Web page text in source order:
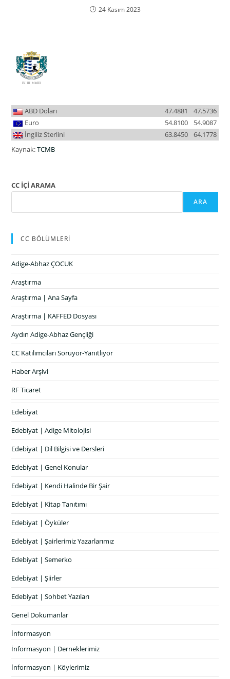
24 Kasım 2023
ABD Doları 47.5736
47.4881
Euro
54.9087
54.8100
İngiliz Sterlini
64.1778
63.8450
Kaynak:TCMB
CC İÇİ ARAMA
ARA
CC BÖLÜMLERİ
Adige-Abhaz ÇOCUK
Araştırma
Araştırma | Ana Sayfa
Araştırma | KAFFED Dosyası
Aydın Adige-Abhaz Gençliği
CC Katılımcıları Soruyor-Yanıtlıyor
Haber Arşivi
RF Ticaret
Edebiyat
Edebiyat | Adige Mitolojisi
Edebiyat | Dil Bilgisi ve Dersleri
Edebiyat | Genel Konular
Edebiyat | Kendi Halinde Bir Şair
Edebiyat | Kitap Tanıtımı
Edebiyat | Öyküler
Edebiyat | Şairlerimiz Yazarlarımız
Edebiyat | Semerko
Edebiyat | Şiirler
Edebiyat | Sohbet Yazıları
Genel Dokumanlar
İnformasyon
İnformasyon | Derneklerimiz
İnformasyon | Köylerimiz